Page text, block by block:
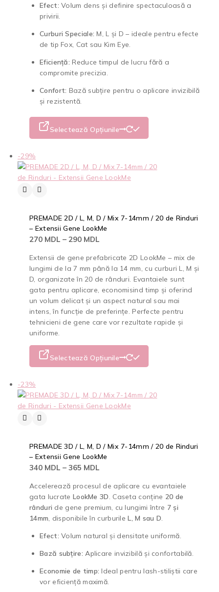
Efect: Volum dens și definire spectaculoasă a
privirii.
Curburi Speciale: M, L și D – ideale pentru efecte
de tip Fox, Cat sau Kim Eye.
Eficiență: Reduce timpul de lucru fără a
compromite precizia.
Confort: Bază subțire pentru o aplicare invizibilă
și rezistentă.
Selectează Opțiunile
-29%
PREMADE 2D / L, M, D / Mix 7-14mm / 20 de Rinduri
– Extensii Gene LookMe
270 MDL – 290 MDL
Extensii de gene prefabricate 2D LookMe – mix de
lungimi de la 7 mm până la 14 mm, cu curburi L, M și
D, organizate în 20 de rânduri. Evantaiele sunt
gata pentru aplicare, economisind timp și oferind
un volum delicat și un aspect natural sau mai
intens, în funcție de preferințe. Perfecte pentru
tehnicieni de gene care vor rezultate rapide și
uniforme.
Selectează Opțiunile
-23%
PREMADE 3D / L, M, D / Mix 7-14mm / 20 de Rinduri
– Extensii Gene LookMe
340 MDL – 365 MDL
Accelerează procesul de aplicare cu evantaiele
gata lucrate LookMe 3D . Caseta conține 20 de
rânduri de gene premium, cu lungimi între 7 și
14mm , disponibile în curburileL, M sau D
Efect: Volum natural și densitate uniformă.
Bază subțire: Aplicare invizibilă și confortabilă.
Economie de timp: Ideal pentru lash-stiliștii care
vor eficiență maximă.